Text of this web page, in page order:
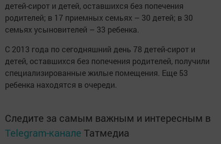
детей-сирот и детей, оставшихся без попечения
родителей; в 17 приемных семьях – 30 детей; в 30
семьях усыновителей – 33 ребенка.
С 2013 года по сегодняшний день 78 детей-сирот и
детей, оставшихся без попечения родителей, получили
специализированные жилые помещения. Еще 53
ребенка находятся в очереди.
Следите за самым важным и интересным в
Telegram-канале Татмедиа